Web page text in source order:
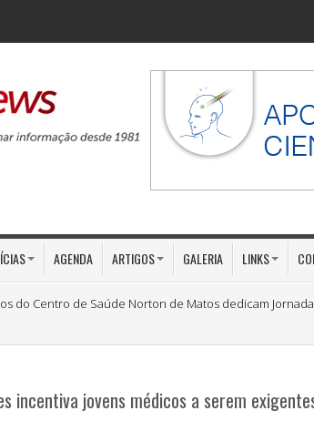
AGENDA ARTIGOS GALERIA LINKS
do Centro de Saúde Norton de Matos dedicam
incentiva jovens médicos a serem